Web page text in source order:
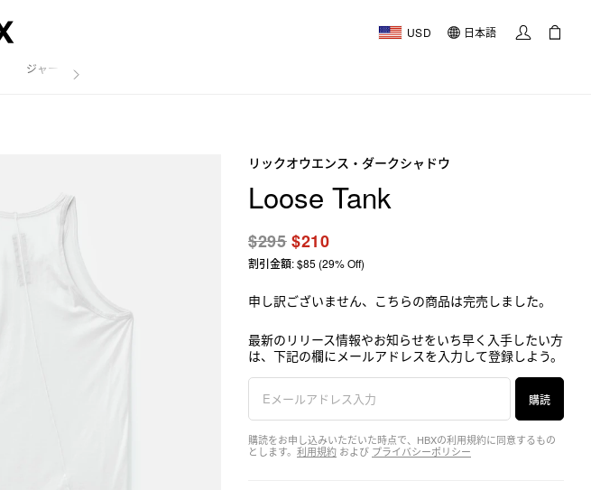
USD 日本語
ジャーナル
リックオウエンス・ダークシャドウ
Loose Tank
$295$210
割引金額: $85 (29% Off)
申し訳ございません、こちらの商品は完売しました。
最新のリリース情報やお知らせをいち早く入手したい方
は、下記の欄にメールアドレスを入力して登録しよう。
購読
購読をお申し込みいただいた時点で、HBXの利用規約に同意するもの
とします。 利用規約 および プライバシーポリシー